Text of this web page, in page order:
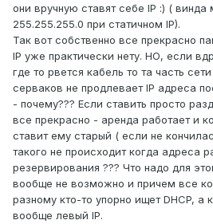
они вручную ставят себе IP :) (
255.255.255.0 при статичном IP).
Так вот собственно все прекрасно
IP уже практически нету. НО, если
где то рвется кабель то та часть
серваков не продлевает IP адреса
- почему??? Если ставить просто
все прекрасно - аренда работает и
ставит ему старый ( если не
такого не происходит когда адреса
резервирования ??? Что надо для
вообще не возможно и причем все
разному кто-то упорно ищет DHCP, а
вообще левый IP.